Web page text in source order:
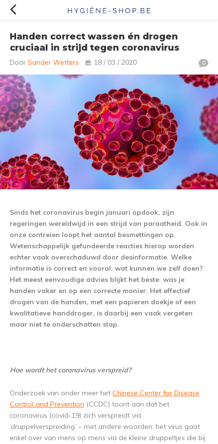
Handen correct wassen én drogen
cruciaal in strijd tegen coronavirus
Door Sander Wetters 18 / 03 / 2020 0
Sinds het coronavirus begin januari opdook, zijn
regeringen wereldwijd in een strijd van paraatheid. Ook in
onze contreien loopt het aantal besmettingen op.
Wetenschappelijk gefundeerde reacties hierop worden
echter vaak overschaduwd door desinformatie. Welke
informatie is correct en vooral: wat kunnen we zelf doen?
Het meest eenvoudige advies blijkt het beste: was je
handen vaker en op een correcte manier. Het effectief
drogen van de handen, met een papieren doekje of een
kwalitatieve handdroger, is daarbij een vaak vergeten
maar niet te onderschatten stap.
Hoe wordt het coronavirus verspreid?
Onderzoek van onder meer het Chinese Center for Disease
Control and Prevention (CCDC) toont aan dat het
coronavirus (covid-19) zich verspreidt via
‘druppelverspreiding’ – met andere woorden: het virus gaat
enkel over van mens op mens via de kleine druppeltjes die bij